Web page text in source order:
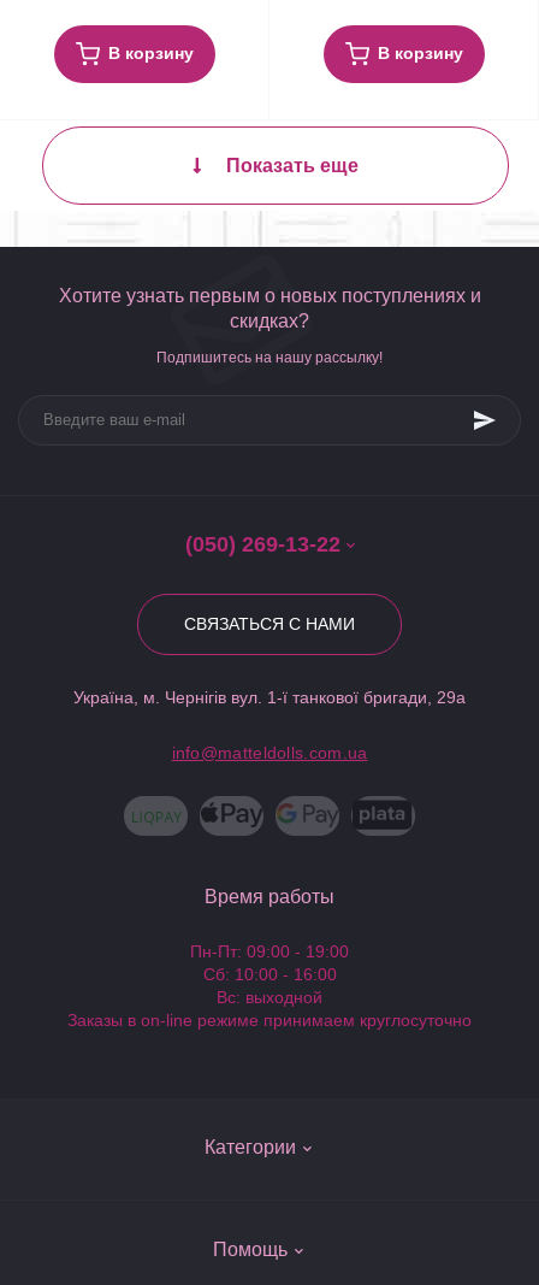
В корзину В корзину
Показать еще
Хотите узнать первым о новых поступлениях и
скидках?
Подпишитесь на нашу рассылку!
(050) 269-13-22
СВЯЗАТЬСЯ С НАМИ
Україна, м. Чернігів вул. 1-ї танкової бригади, 29а
info@matteldolls.com.ua
Категории
Помощь
Время работы
Пн-Пт: 09:00 - 19:00
Сб: 10:00 - 16:00
Вс: выходной
Заказы в on-line режиме принимаем круглосуточно